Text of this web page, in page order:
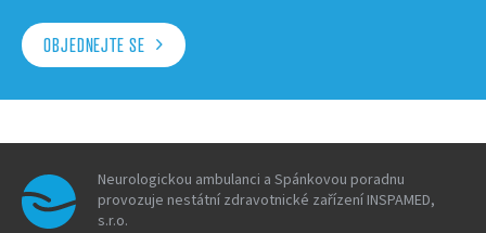
OBJEDNEJTE SE
Neurologickou ambulanci a Spánkovou poradnu
provozuje nestátní zdravotnické zařízení INSPAMED,
s.r.o.